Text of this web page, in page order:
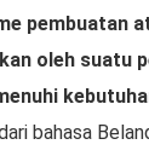
pembuatan
oleh suatu
bahasa